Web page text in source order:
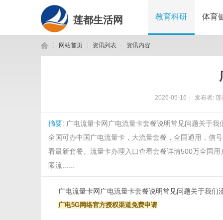
莲都生活网 教育科研 体育
网站首页 资讯列表 资讯内容
2026-05-16 发布者: 莲
摘要: 广电流量卡网广电流量卡套餐说明常见问题关于
全国可办中国广电流量卡，大流量套餐，全国通用，信
看最新套餐。流量卡办理入口查看套餐详情500万全国
限流......
广电流量卡网 广电流量卡套餐说明常见问题关于我们
广电5G网络官方授权渠道免费申请